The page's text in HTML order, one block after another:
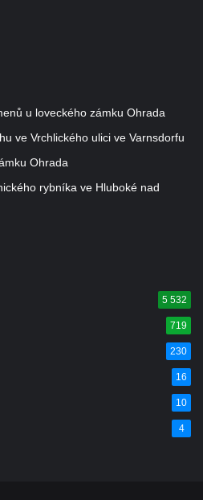
u loveckého zámku Ohrada
ve Vrchlického ulici ve Varnsdorfu
Ohrada
rybníka ve Hluboké nad
5 532
719
230
16
10
4